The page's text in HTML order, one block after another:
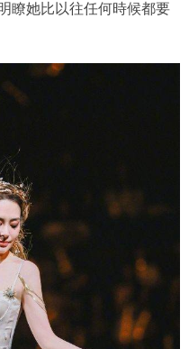
瞭她比以往任何時候都要